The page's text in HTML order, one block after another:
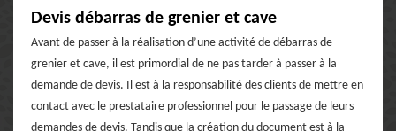
Devis débarras de grenier et cave
Avant de passer à la réalisation d’une activité de débarras de
grenier et cave, il est primordial de ne pas tarder à passer à la
demande de devis. Il est à la responsabilité des clients de mettre en
contact avec le prestataire professionnel pour le passage de leurs
demandes de devis. Tandis que la création du document est à la